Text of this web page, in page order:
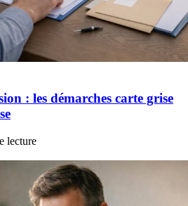
: les démarches carte grise
lecture